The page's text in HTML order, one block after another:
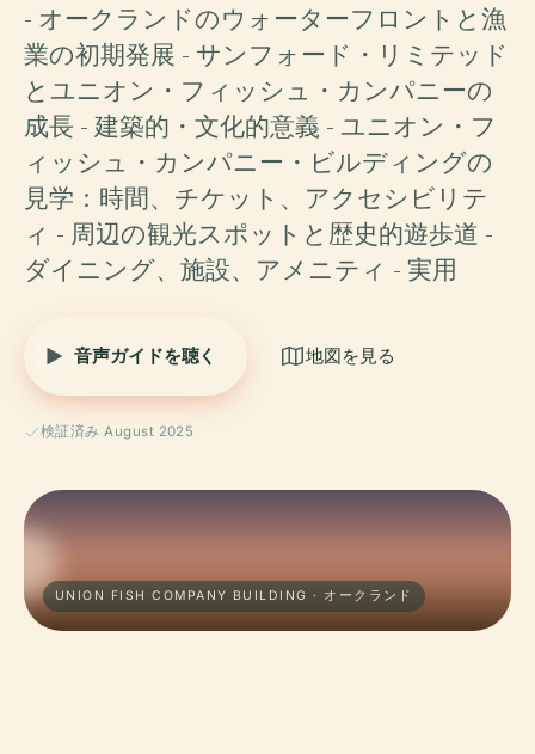
- オークランドのウォーターフロントと漁
業の初期発展 - サンフォード・リミテッド
とユニオン・フィッシュ・カンパニーの
成長 - 建築的・文化的意義 - ユニオン・フ
ィッシュ・カンパニー・ビルディングの
見学：時間、チケット、アクセシビリテ
ィ - 周辺の観光スポットと歴史的遊歩道 -
ダイニング、施設、アメニティ - 実用
音声ガイドを聴く 地図を見る
検証済み August 2025
UNION FISH COMPANY BUILDING · オークランド